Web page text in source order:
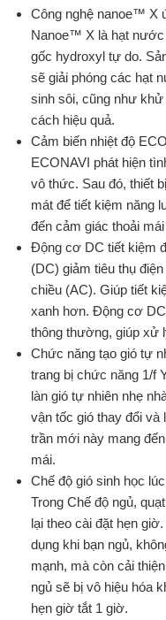
Công nghệ nanoe™ X
Nanoe™ X là hạt nước
gốc hydroxyl tự do.
sẽ giải phóng các hạt
sinh sôi, cũng như
cách hiệu quả.
Cảm biến nhiệt độ
ECONAVI phát hiện
vô thức. Sau đó, thiết
mát để tiết kiệm năng
đến cảm giác thoải
Động cơ DC tiết kiệm
(DC) giảm tiêu thụ
chiều (AC). Giúp tiết
xanh hơn. Động cơ
thông thường, giúp xử
Chức năng tạo gió tự
trang bị chức năng 1/f
làn gió tự nhiên nhẹ
vận tốc gió thay đổi
trần mới này mang
mái.
Chế độ gió sinh học
Trong Chế độ ngủ,
lại theo cài đặt hẹn
dụng khi bạn ngủ,
mạnh, mà còn cải
ngủ sẽ bị vô hiệu hóa
hẹn giờ tắt 1 giờ.